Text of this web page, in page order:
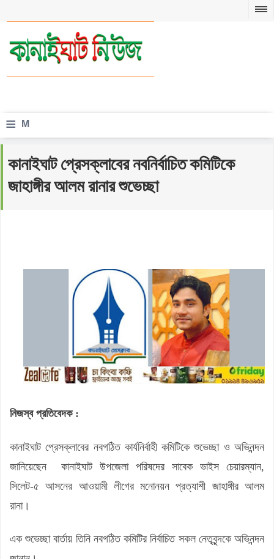
≡ M
n
u
কানাইঘাট প্রেসক্লাবের নবনির্বাচিত কমিটিকে
জাহাঙ্গীর আলম রানার শুভেচ্ছা
নিজস্ব প্রতিবেদক :
কানাইঘাট প্রেসক্লাবের নবগঠিত কার্যনির্বাহী কমিটিকে শুভেচ্ছা ও অভিনন্দন
জানিয়েছেন কানাইঘাট উপজেলা পরিষদের সাবেক ভাইস চেয়ারম্যান,
সিলেট-৫ আসনের আওয়ামী লীগের মনোনয়ন প্রত্যাশী জাহাঙ্গীর আলম
রানা।
এক শুভেচ্ছা বার্তায় তিনি নবগঠিত কমিটির নির্বাচিত সকল নেতৃবৃন্দকে অভিনন্দন